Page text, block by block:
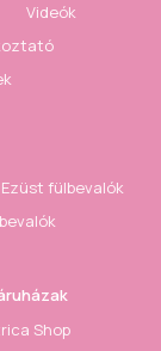
Videók
Ezüst fülbevalók
Shop